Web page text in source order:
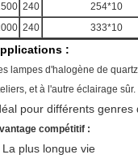
240 254*10
240 333*10
:
lampes d'halogène de
et à l'autre éclairage sûr.
pour différents
compétitif :
La plus longue vie